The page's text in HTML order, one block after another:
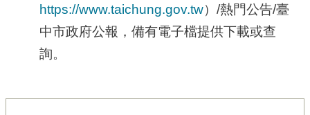
https://www.taichung.gov.tw）/熱門公告/臺
中市政府公報，備有電子檔提供下載或查
詢。